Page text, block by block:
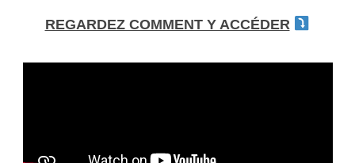
REGARDEZ COMMENT Y ACCÉDER